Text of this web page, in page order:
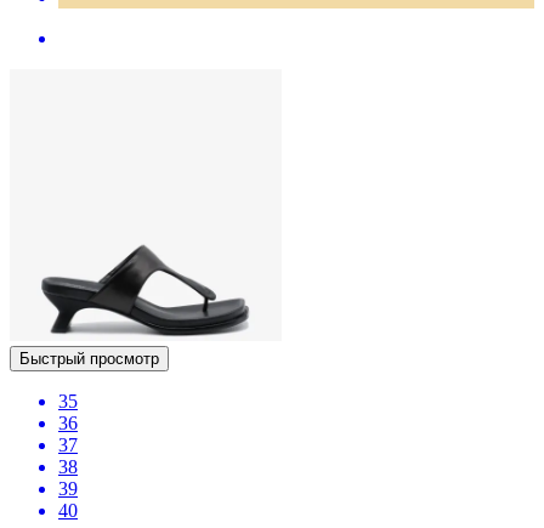
Быстрый просмотр
35
36
37
38
39
40